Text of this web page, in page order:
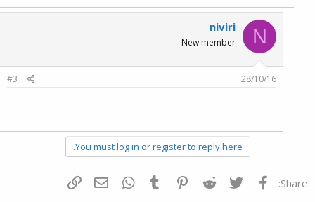
N
niviri
New member
28/10/16
#3
You must log in or register to reply here.
Share: פייסבוק Twitter
Reddit
Pinterest
Tumblr
WhatsAppדואר אלקטרוני